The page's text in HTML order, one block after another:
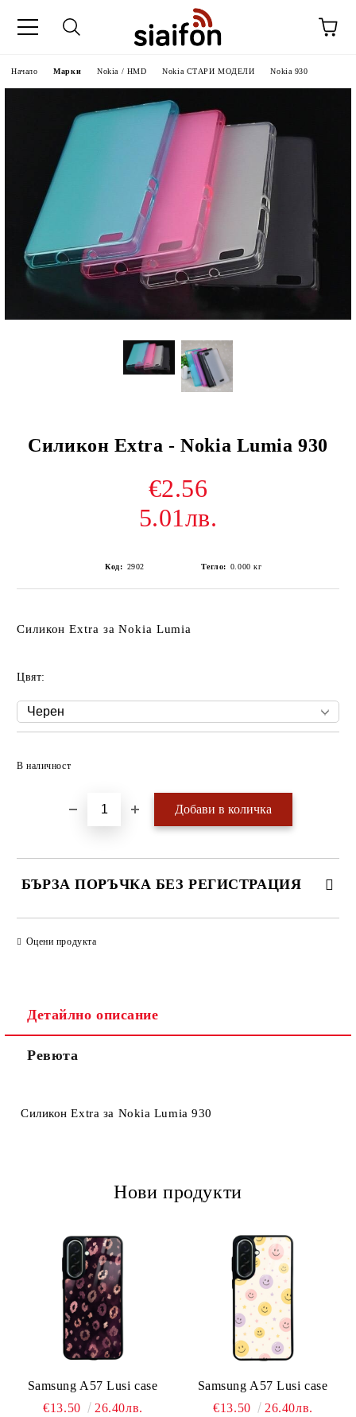
Начало Марки Nokia / HMD Nokia СТАРИ МОДЕЛИ Nokia 930
Силикон Extra - Nokia Lumia 930
€2.56
5.01лв.
Код: 2902 Тегло: 0.000 кг
Силикон Extra за Nokia Lumia
Цвят:
В наличност
БЪРЗА ПОРЪЧКА БЕЗ РЕГИСТРАЦИЯ
Оцени продукта
Детайлно описание
Ревюта
Силикон Extra за Nokia Lumia 930
Нови продукти
Samsung A57 Lusi case
€13.50
26.40лв.
Samsung A57 Lusi case
€13.50
26.40лв.